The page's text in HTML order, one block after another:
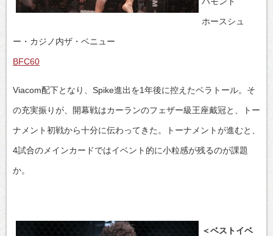
ホースシュ
ー・カジノ内ザ・ベニュー
BFC60
Viacom配下となり、Spike進出を1年後に控えたベラトール。そ
の充実振りが、開幕戦はカーランのフェザー級王座戴冠と、トー
ナメント初戦から十分に伝わってきた。トーナメントが進むと、
4試合のメインカードではイベント的に小粒感が残るのが課題
か。
＜ベストイベ